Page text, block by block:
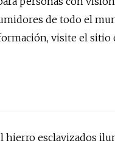
de todo el
visite el sitio
hierro esclavizados